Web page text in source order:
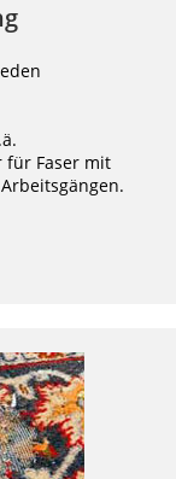
für Faser mit